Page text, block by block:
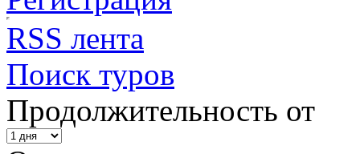
RSS лента
Поиск туров
Продолжительность от